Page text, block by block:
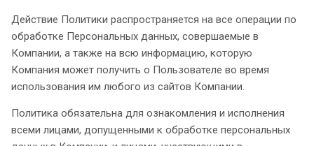
Действие Политики распространяется на все операции по
обработке Персональных данных, совершаемые в
Компании, а также на всю информацию, которую
Компания может получить о Пользователе во время
использования им любого из сайтов Компании.
Политика обязательна для ознакомления и исполнения
всеми лицами, допущенными к обработке персональных